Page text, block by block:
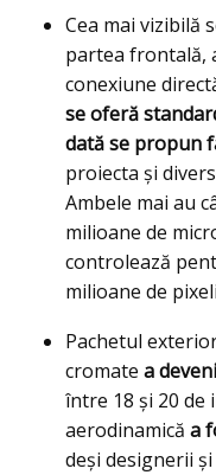
Cea mai vizibilă
partea frontală,
conexiune
se oferă
dată se propun
proiecta şi
Ambele mai au
milioane de
controlează
milioane de
Pachetul
cromate a
între 18 şi 20 de
aerodinamică a
deși designerii